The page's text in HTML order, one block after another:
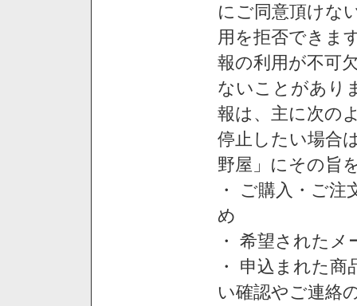
にご同意頂けな
用を拒否できま
報の利用が不可
ないことがあり
報は、主に次の
停止したい場合
野屋」にその旨
・ ご購入・ご
め
・ 希望された
・ 申込まれた
い確認やご連絡